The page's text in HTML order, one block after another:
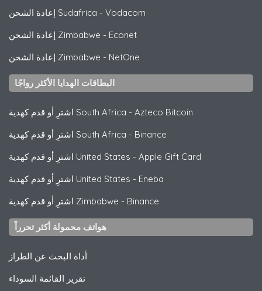
إعادة الشحن Sudafrica - Vodacom
إعادة الشحن Zimbabwe - Econet
إعادة الشحن Zimbabwe - NetOne
البطاقات الهدايا الأكثر رواجًا
اشترِ أو قدم كهدية South Africa - Azteco Bitcoin
اشترِ أو قدم كهدية South Africa - Binance
اشترِ أو قدم كهدية United States - Apple Gift Card
اشترِ أو قدم كهدية United States - Eneba
اشترِ أو قدم كهدية Zimbabwe - Binance
هواتف محمولة أكثر تحرراً
أداة البحث عن الطراز
تقرير القائمة السوداء